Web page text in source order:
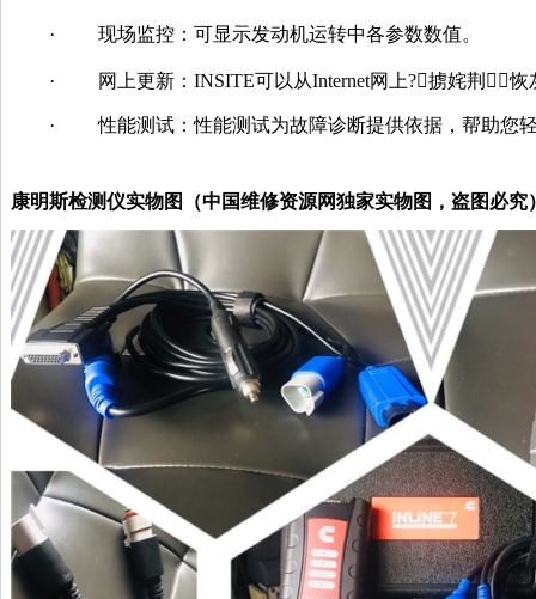
· 现场监控：可显示发动机运转中各参数数值。
· 网上更新：INSITE可以从Internet网上?掳姹荆恢
· 性能测试：性能测试为故障诊断提供依据，帮助您
康明斯检测仪实物图（中国维修资源网独家实物图，盗图必究